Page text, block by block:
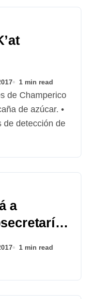
1 min read
de azúcar. •
de detección de
1 min read